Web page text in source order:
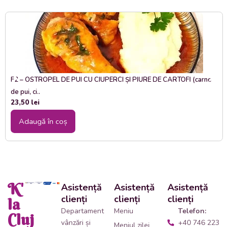
F2 – OSTROPEL DE PUI CU CIUPERCI ȘI PIURE DE CARTOFI (carne
de pui, ci..
23,50 lei
Adaugă în coș
K'
la
Cluj
Asistență
clienți
Departament
vânzări și
Asistență
clienți
Meniu
Meniul zilei
Asistență
clienți
Telefon:
+40 746 223